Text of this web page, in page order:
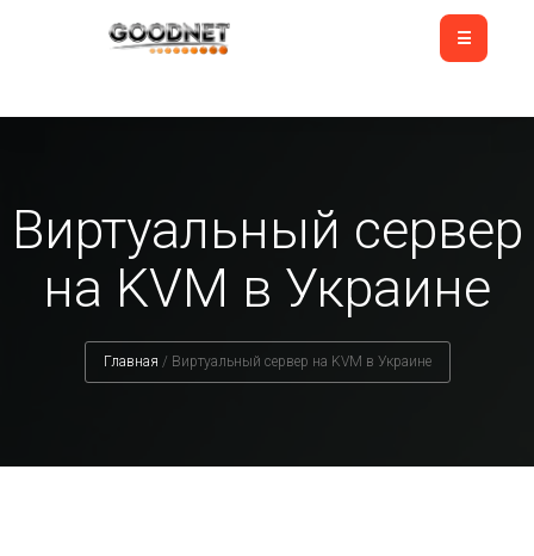
Виртуальный сервер
на KVM в Украине
Главная / Виртуальный сервер на KVM в Украине